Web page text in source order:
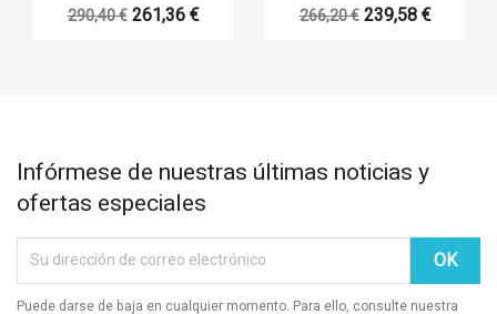
290,40 € 261,36 €
266,20 € 239,58 €
Infórmese de nuestras últimas noticias y
ofertas especiales
Puede darse de baja en cualquier momento. Para ello, consulte nuestra